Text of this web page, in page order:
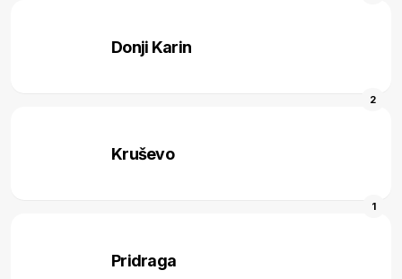
Donji Karin
Kruševo
2
Pridraga
1